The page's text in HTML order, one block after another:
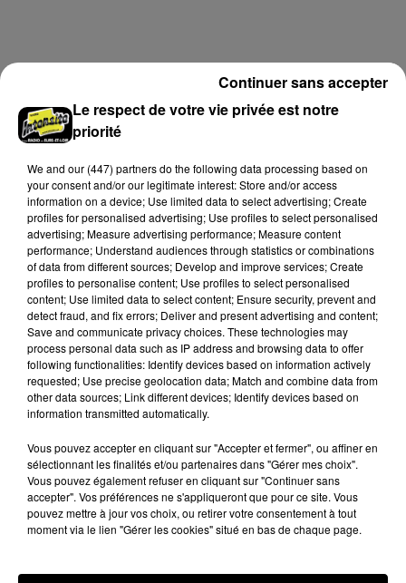
Voir plus
Coupe de France : les basketteurs chartrains
connaissent la...
Le C'CMBM affrontera un autre club de la région
Centre à l'occasion des 32es de finale de la Coupe de
France.
LE GRAND FORMAT Voir plus
Le respect de votre vie privée est notre
priorité
We and our (447) partnersdo the following data processing based on
your consent and/or our legitimate interest: Store and/or access
information on a device; Use limited data to select advertising; Create
profiles for personalised advertising; Use profiles to select personalised
advertising; Measure advertising performance; Measure content
performance; Understand audiences through statistics or combinations
of data from different sources; Develop and improve services; Create
profiles to personalise content; Use profiles to select personalised
content; Use limited data to select content; Ensure security, prevent and
detect fraud, and fix errors; Deliver and present advertising and content;
Save and communicate privacy choices. These technologies may
process personal data such as IP address and browsing data to offer
following functionalities: Identify devices based on information actively
requested; Use precise geolocation data; Match and combine data from
other data sources; Link different devices; Identify devices based on
information transmitted automatically.
Vous pouvez accepter en cliquant sur "Accepter et fermer", ou affiner en
sélectionnant les finalités et/ou partenaires dans "Gérer mes choix".
Vous pouvez également refuser en cliquant sur "Continuer sans
accepter". Vos préférences ne s'appliqueront que pour ce site. Vous
pouvez mettre à jour vos choix, ou retirer votre consentement à tout
moment via le lien "Gérer les cookies" situé en bas de chaque page.
Continuer sans accepter